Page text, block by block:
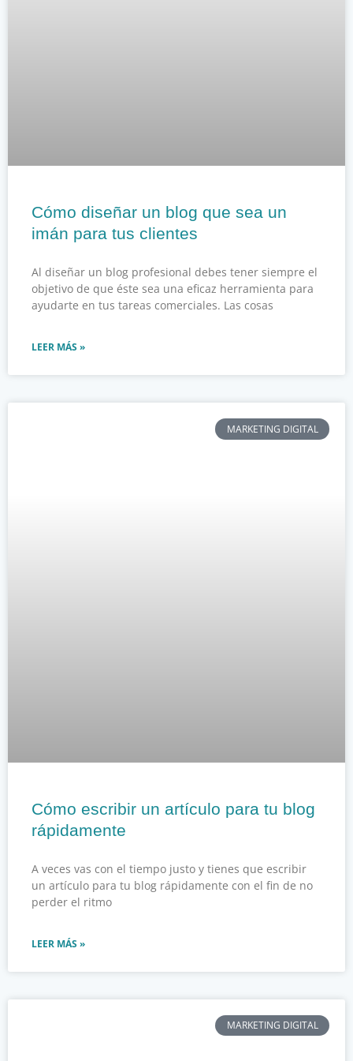
Cómo diseñar un blog que sea un
imán para tus clientes
Al diseñar un blog profesional debes tener siempre el
objetivo de que éste sea una eficaz herramienta para
ayudarte en tus tareas comerciales. Las cosas
LEER MÁS »
MARKETING DIGITAL
Cómo escribir un artículo para tu blog
rápidamente
A veces vas con el tiempo justo y tienes que escribir
un artículo para tu blog rápidamente con el fin de no
perder el ritmo
LEER MÁS »
MARKETING DIGITAL